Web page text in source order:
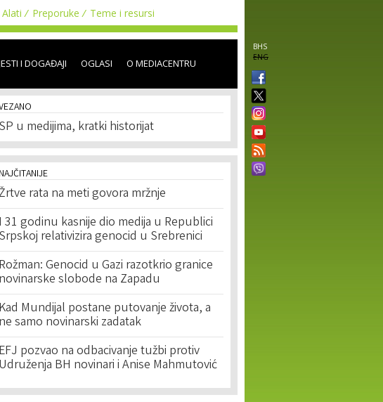
Alati Preporuke Teme i resursi
BHS
ENG
I DOGAĐAJI OGLASI O MEDIACENTRU
SP u medijima, kratki historijat
NAJČITANIJE
rata na meti govora mržnje
I 31 godinu kasnije dio medija u Republici
Srpskoj relativizira genocid u Srebrenici
Rožman: Genocid u Gazi razotkrio granice
novinarske slobode na Zapadu
Kad Mundijal postane putovanje života, a
ne samo novinarski zadatak
EFJ pozvao na odbacivanje tužbi protiv
Udruženja BH novinari i Anise Mahmutović